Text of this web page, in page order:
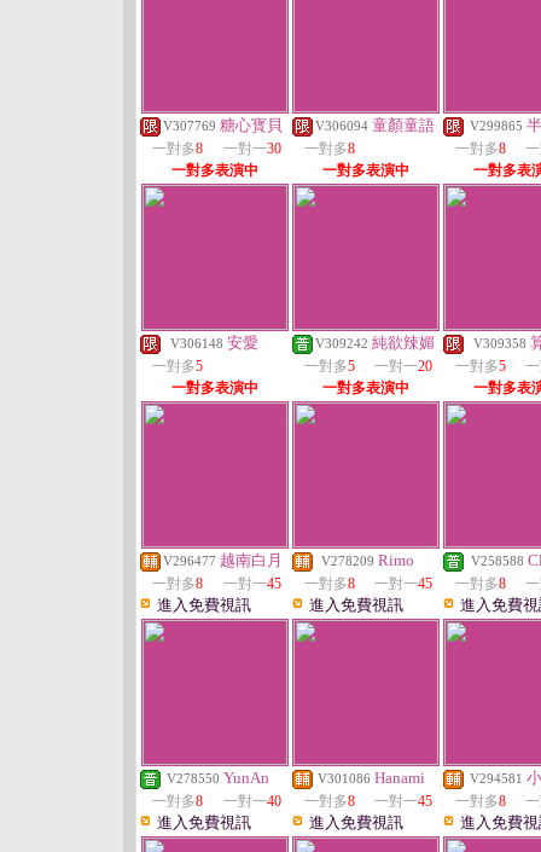
V307769 糖心寳貝
一對多8 一對一30
一對多表演中
V306094 童顏童語
一對多8
一對多表演中
V299865
一對多8
一對多表
V306148 安愛
一對多5
一對多表演中
V309242 純欲辣媚
一對多5 一對一20
一對多表演中
V309358
一對多5
一對多表
V296477 越南白月
一對多8 一對一45
進入免費視訊
V278209 Rimo
一對多8 一對一45
進入免費視訊
V258588
一對多8
進入免費
V278550 YunAn
一對多8 一對一40
進入免費視訊
V301086 Hanami
一對多8 一對一45
進入免費視訊
V294581
一對多8
進入免費